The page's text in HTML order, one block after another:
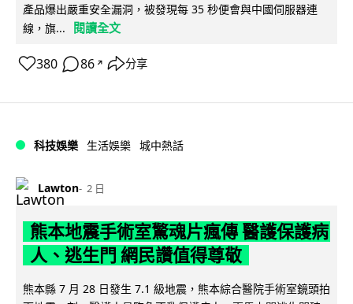
產品爆出嚴重安全漏洞，被發現每 35 秒便會與中國伺服器連
線，旗...
閱讀全文
380 86 ↗ 分享
科技娛樂 生活娛樂 城中熱話
Lawton 2 日
熊本地震手術室驚魂片瘋傳 醫護保護病
人、逃生門 網民讚值得尊敬
熊本縣 7 月 28 日發生 7.1 級地震，熊本綜合醫院手術室鏡頭拍